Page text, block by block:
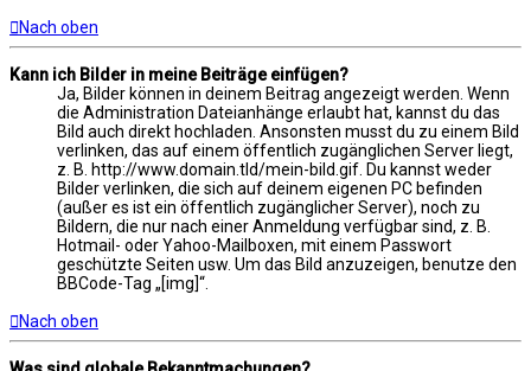
Nach oben
Kann ich Bilder in meine Beiträge einfügen?
Ja, Bilder können in deinem Beitrag angezeigt werden. Wenn
die Administration Dateianhänge erlaubt hat, kannst du das
Bild auch direkt hochladen. Ansonsten musst du zu einem Bild
verlinken, das auf einem öffentlich zugänglichen Server liegt,
z. B. http://www.domain.tld/mein-bild.gif. Du kannst weder
Bilder verlinken, die sich auf deinem eigenen PC befinden
(außer es ist ein öffentlich zugänglicher Server), noch zu
Bildern, die nur nach einer Anmeldung verfügbar sind, z. B.
Hotmail- oder Yahoo-Mailboxen, mit einem Passwort
geschützte Seiten usw. Um das Bild anzuzeigen, benutze den
BBCode-Tag „[img]“.
Nach oben